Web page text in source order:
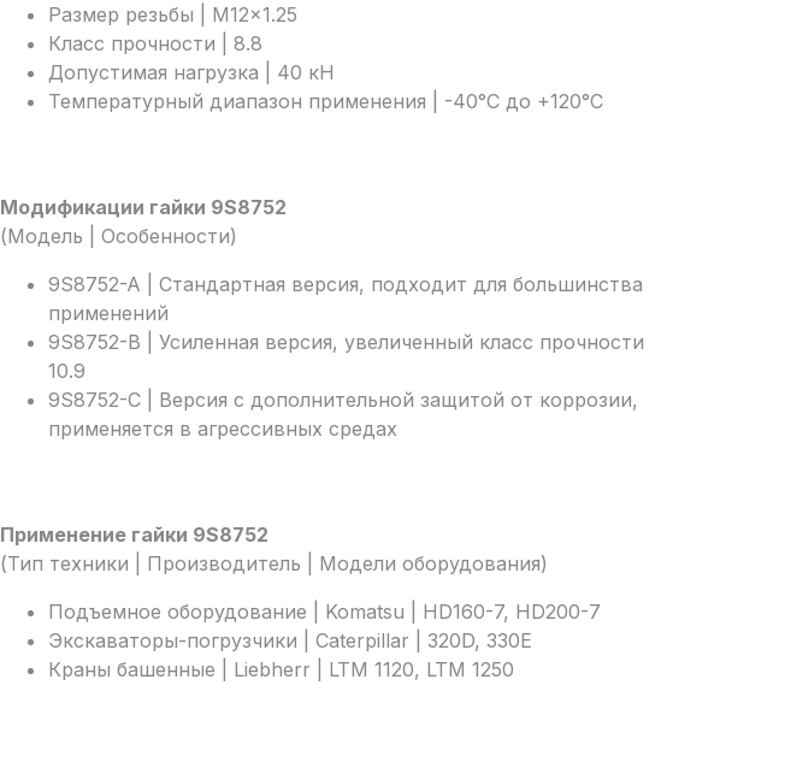
Размер резьбы | M12x1.25
Класс прочности | 8.8
Допустимая нагрузка | 40 кН
Температурный диапазон применения | -40°C до +120°C
Модификации гайки 9S8752
(Модель | Особенности)
9S8752-A | Стандартная версия, подходит для большинства
применений
9S8752-B | Усиленная версия, увеличенный класс прочности
10.9
9S8752-C | Версия с дополнительной защитой от коррозии,
применяется в агрессивных средах
Применение гайки 9S8752
(Тип техники | Производитель | Модели оборудования)
Подъемное оборудование | Komatsu | HD160-7, HD200-7
Экскаваторы-погрузчики | Caterpillar | 320D, 330E
Краны башенные | Liebherr | LTM 1120, LTM 1250